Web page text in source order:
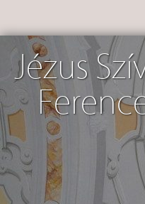
Jézus